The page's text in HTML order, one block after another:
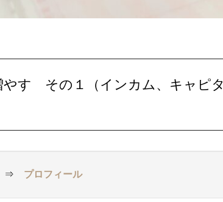
やす その１（インカム、キャピ
⇒ プロフィール